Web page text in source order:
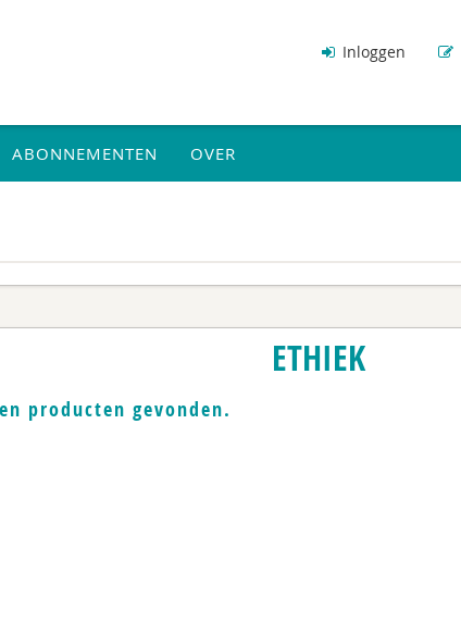
Inloggen
ABONNEMENTEN OVER
ETHIEK
producten gevonden.